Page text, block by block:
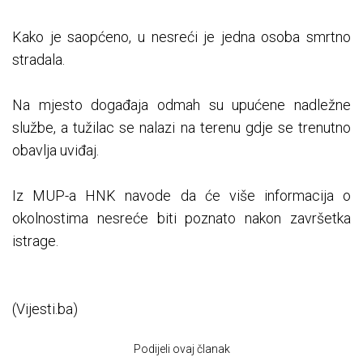
Kako je saopćeno, u nesreći je jedna osoba smrtno
stradala.
Na mjesto događaja odmah su upućene nadležne
službe, a tužilac se nalazi na terenu gdje se trenutno
obavlja uviđaj.
Iz MUP-a HNK navode da će više informacija o
okolnostima nesreće biti poznato nakon završetka
istrage.
(Vijesti.ba)
Podijeli ovaj članak